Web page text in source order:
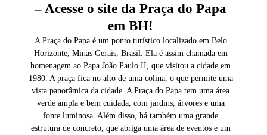
– Acesse o site da Praça do Papa
em BH!
A Praça do Papa é um ponto turístico localizado em Belo
Horizonte, Minas Gerais, Brasil. Ela é assim chamada em
homenagem ao Papa João Paulo II, que visitou a cidade em
1980. A praça fica no alto de uma colina, o que permite uma
vista panorâmica da cidade. A Praça do Papa tem uma área
verde ampla e bem cuidada, com jardins, árvores e uma
fonte luminosa. Além disso, há também uma grande
estrutura de concreto, que abriga uma área de eventos e um